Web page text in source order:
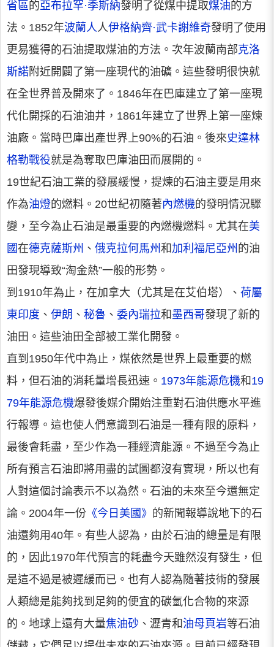
省區的亞布拉罕·季斯納發明了從煤中提取煤油的方
法。1852年波蘭人人伊格納齊·武卡謝維奇發明了使用
更易獲得的石油提取煤油的方法。次年波蘭南部克洛
斯諾附近開闢了第一座現代的油礦。這些發明很快就
在全世界普及開來了。1846年在巴庫建立了第一座現
代化開採的石油油井，1861年建立了世界上第一座煉
油廠。當時巴庫出產世界上90%的石油。後來史達林
格勒戰役就是為奪取巴庫油田而展開的。
19世紀石油工業的發展緩慢，提煉的石油主要是用來
作為油燈的燃料。20世紀初隨著內燃機的發明情況驟
變，至今為止石油是最重要的內燃機燃料。尤其在美
國在德克薩斯州 、 俄克拉何馬州 和 加利福尼亞州 的油
田發現導致“淘金熱”一般的形勢。
到1910年為止，在加拿大（尤其是在艾伯塔）、 荷屬
東印度 、 伊朗 、 秘魯 、 委內瑞拉和 墨西哥發現了新的
油田。這些油田全部被工業化開發。
直到1950年代中為止，煤依然是世界上最重要的燃
料，但石油的消耗量增長迅速。 1973年能源危機和 19
79年能源危機爆發後媒介開始注重對石油供應水平進
行報導。這也使人們意識到石油是一種有限的原料，
最後會耗盡，至少作為一種經濟能源。不過至今為止
所有預言石油即將用盡的試圖都沒有實現，所以也有
人對這個討論表示不以為然。石油的未來至今還無定
論。2004年一份 《今日美國》 的新聞報導說地下的石
油還夠用40年。有些人認為，由於石油的總量是有限
的，因此1970年代預言的耗盡今天雖然沒有發生，但
是這不過是被遲緩而已。也有人認為隨著技術的發展
人類總是能夠找到足夠的便宜的碳氫化合物的來源
的。地球上還有大量焦油砂 、瀝青和 油母頁岩等石油